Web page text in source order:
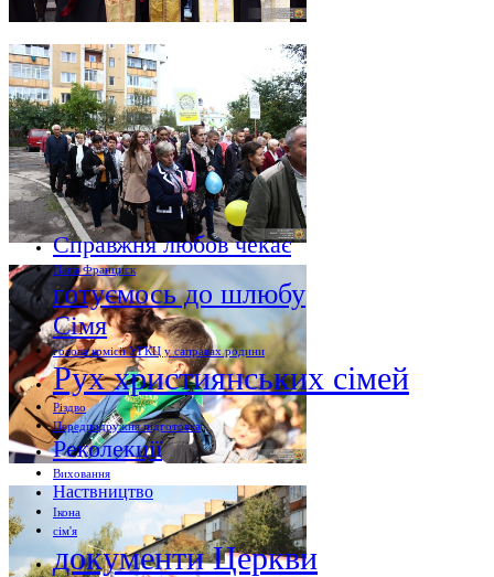
Справжня любов чекає
Папа Франциск
готуємось до шлюбу
Сімя
голова комісії УГКЦ у саправах родини
Рух християнських сімей
Різдво
Передподружня підготовка
Реколекції
Виховання
Наствництво
Ікона
сім'я
документи Церкви